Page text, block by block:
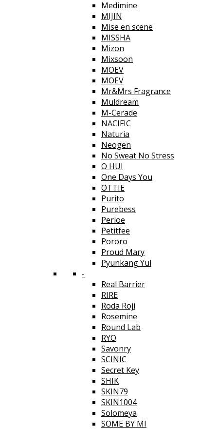
Medimine
MIJIN
Mise en scene
MISSHA
Mizon
Mixsoon
MOEV
MOEV
Mr&Mrs Fragrance
Muldream
M-Cerade
NACIFIC
Naturia
Neogen
No Sweat No Stress
O HUI
One Days You
OTTIE
Purito
Purebess
Perioe
Petitfee
Pororo
Proud Mary
Pyunkang Yul
-
Real Barrier
RIRE
Roda Roji
Rosemine
Round Lab
RYO
Savonry
SCINIC
Secret Key
SHIK
SKIN79
SKIN1004
Solomeya
SOME BY MI